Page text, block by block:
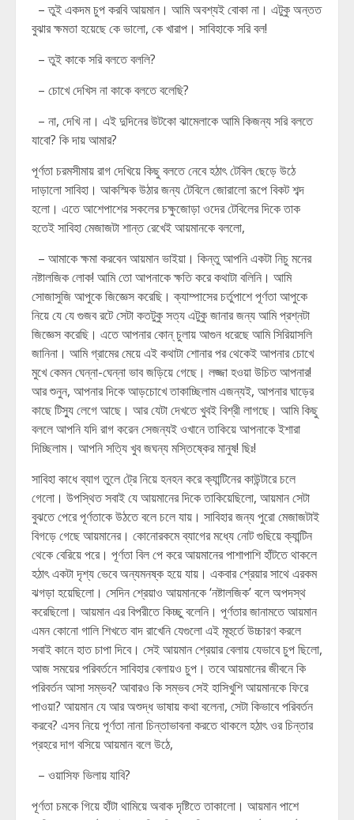
– তুই একদম চুপ করবি আয়মান। আমি অবশ্যই বোকা না। এটুকু অন্তত
বুঝার ক্ষমতা হয়েছে কে ভালো, কে খারাপ। সাবিহাকে সরি বল!
– তুই কাকে সরি বলতে বললি?
– চোখে দেখিস না কাকে বলতে বলেছি?
– না, দেখি না। এই দুদিনের উটকো ঝামেলাকে আমি কিজন্য সরি বলতে
যাবো? কি দায় আমার?
পূর্ণতা চরমসীমায় রাগ দেখিয়ে কিছু বলতে নেবে হঠাৎ টেবিল ছেড়ে উঠে
দাড়ালো সাবিহা। আকস্মিক উঠার জন্য টেবিলে জোরালো রূপে বিকট শব্দ
হলো। এতে আশেপাশের সকলের চক্ষুজোড়া ওদের টেবিলের দিকে তাক
হতেই সাবিহা মেজাজটা শান্ত রেখেই আয়মানকে বললো,
– আমাকে ক্ষমা করবেন আয়মান ভাইয়া। কিন্তু আপনি একটা নিচু মনের
নষ্টালজিক লোক! আমি তো আপনাকে ক্ষতি করে কথাটা বলিনি। আমি
সোজাসুজি আপুকে জিজ্ঞেস করেছি। ক্যাম্পাসের চর্তুপাশে পূর্ণতা আপুকে
নিয়ে যে যে গুজব রটে সেটা কতটুকু সত্য এটুকু জানার জন্য আমি প্রশ্নটা
জিজ্ঞেস করেছি। এতে আপনার কোন্ চুলায় আগুন ধরেছে আমি সিরিয়াসলি
জানিনা। আমি গ্রামের মেয়ে এই কথাটা শোনার পর থেকেই আপনার চোখে
মুখে কেমন ঘেন্না-ঘেন্না ভাব জড়িয়ে গেছে। লজ্জা হওয়া উচিত আপনার!
আর শুনুন, আপনার দিকে আড়চোখে তাকাচ্ছিলাম এজন্যই, আপনার ঘাড়ের
কাছে টিস্যু লেগে আছে। আর যেটা দেখতে খুবই বিশ্রী লাগছে। আমি কিছু
বললে আপনি যদি রাগ করেন সেজন্যই ওখানে তাকিয়ে আপনাকে ইশারা
দিচ্ছিলাম। আপনি সত্যি খুব জঘন্য মস্তিষ্কের মানুষ! ছিঃ!
সাবিহা কাধে ব্যাগ তুলে ট্রে নিয়ে হনহন করে ক্যান্টিনের কাউন্টারে চলে
গেলো। উপস্থিত সবাই যে আয়মানের দিকে তাকিয়েছিলো, আয়মান সেটা
বুঝতে পেরে পূর্ণতাকে উঠতে বলে চলে যায়। সাবিহার জন্য পুরো মেজাজটাই
বিগড়ে গেছে আয়মানের। কোনোরকমে ব্যাগের মধ্যে নোট গুছিয়ে ক্যান্টিন
থেকে বেরিয়ে পরে। পূর্ণতা বিল পে করে আয়মানের পাশাপাশি হাঁটতে থাকলে
হঠাৎ একটা দৃশ্য ভেবে অন্যমনষ্ক হয়ে যায়। একবার শ্রেয়ার সাথে এরকম
ঝগড়া হয়েছিলো। সেদিন শ্রেয়াও আয়মানকে ‘নষ্টালজিক’ বলে অপদস্থ
করেছিলো। আয়মান এর বিপরীতে কিচ্ছু বলেনি। পূর্ণতার জানামতে আয়মান
এমন কোনো গালি শিখতে বাদ রাখেনি যেগুলো এই মূহুর্তে উচ্চারণ করলে
সবাই কানে হাত চাপা দিবে। সেই আয়মান শ্রেয়ার বেলায় যেভাবে চুপ ছিলো,
আজ সময়ের পরিবর্তনে সাবিহার বেলায়ও চুপ। তবে আয়মানের জীবনে কি
পরিবর্তন আসা সম্ভব? আবারও কি সম্ভব সেই হাসিখুশি আয়মানকে ফিরে
পাওয়া? আয়মান যে আর অশুদ্ধ ভাষায় কথা বলেনা, সেটা কিভাবে পরিবর্তন
করবে? এসব নিয়ে পূর্ণতা নানা চিন্তাভাবনা করতে থাকলে হঠাৎ ওর চিন্তার
প্রহরে দাগ বসিয়ে আয়মান বলে উঠে,
– ওয়াসিফ ভিলায় যাবি?
পূর্ণতা চমকে গিয়ে হাঁটা থামিয়ে অবাক দৃষ্টিতে তাকালো। আয়মান পাশে